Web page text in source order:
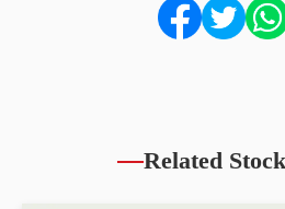
Related